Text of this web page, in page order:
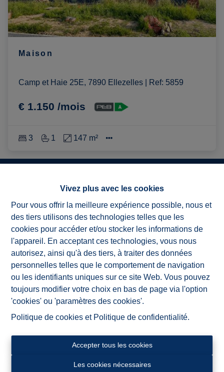
Vivez plus avec les cookies
Pour vous offrir la meilleure expérience possible, nous et
des tiers utilisons des technologies telles que les
cookies pour accéder et/ou stocker les informations de
l'appareil. En acceptant ces technologies, vous nous
autorisez, ainsi qu'à des tiers, à traiter des données
personnelles telles que le comportement de navigation
ou les identifiants uniques sur ce site Web. Vous pouvez
toujours modifier votre choix en bas de page via l'option
'cookies' ou 'paramètres des cookies'.
Politique de cookies et Politique de confidentialité.
Accepter tous les cookies
Les cookies nécessaires
Maison
Camp et Haie 25E, 7890 Ellezelles Ref: 5859
€ 1.150 /mois
3 1 147 m²
ImmoAD est une agence dynamique composée d'une
petite équipe enthousiaste et expérimentée, toujours
rapidement et directement joignable.
Nous sommes actifs à Renaix et ses environs, nous
connaissons ce marché immobilier sur le bout des
doigts et sommes depuis maintes années une institution
bien établie dans les Ardennes flamandes et le Pays
des Collines.
personnelle et professionnelle. Nous vous guidons
investissons beaucoup dans une publicité efficace et
processus de vente ou de location.